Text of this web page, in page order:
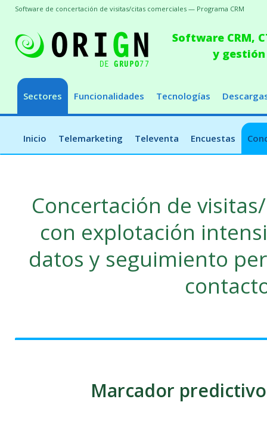
Software CRM,
y
Sectores Funcionalidades Tecnologías
Inicio Telemarketing Televenta Encuestas
Software de concertación de visitas/citas comerciales — Programa CRM
Concertación de
con explotación
datos y seguimiento
Marcador